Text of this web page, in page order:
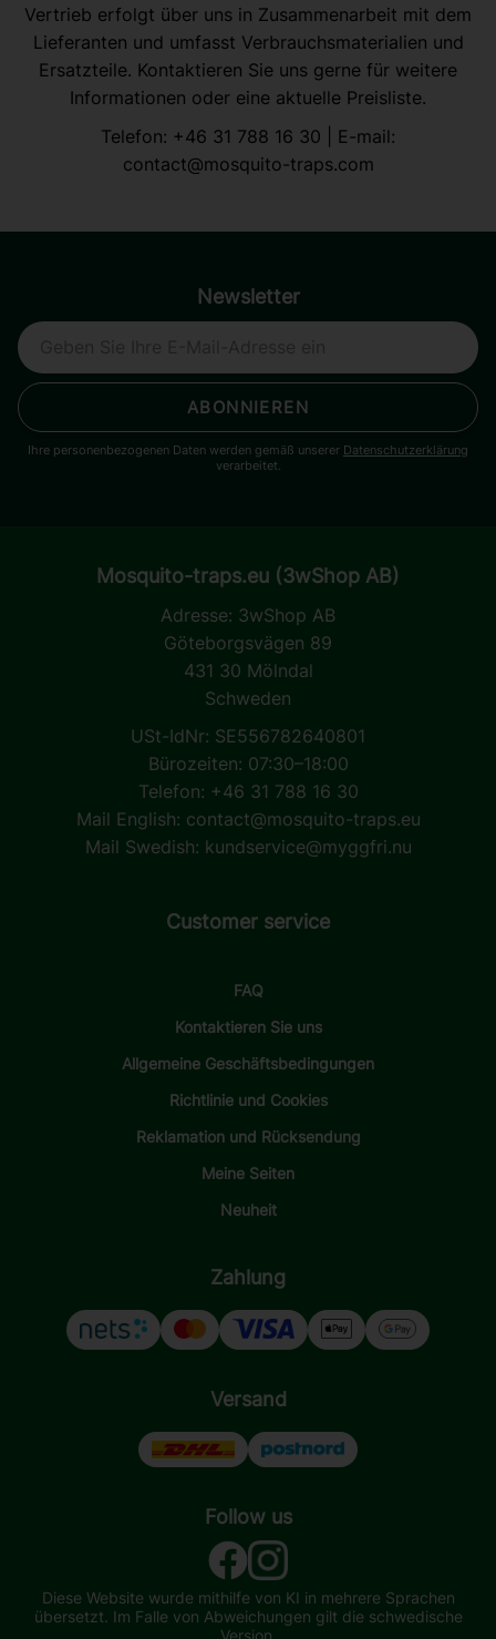
Vertrieb erfolgt über uns in Zusammenarbeit mit dem
Lieferanten und umfasst Verbrauchsmaterialien und
Ersatzteile. Kontaktieren Sie uns gerne für weitere
Informationen oder eine aktuelle Preisliste.
Telefon: +46 31 788 16 30 | E-mail:
contact@mosquito-traps.com
Newsletter
ABONNIEREN
Ihre personenbezogenen Daten werden gemäß unserer Datenschutzerklärung
verarbeitet.
Mosquito-traps.eu (3wShop AB)
Adresse: 3wShop AB
Göteborgsvägen 89
431 30 Mölndal
Schweden
USt-IdNr: SE556782640801
Bürozeiten: 07:30–18:00
Telefon: +46 31 788 16 30
Mail English: contact@mosquito-traps.eu
Mail Swedish: kundservice@myggfri.nu
Customer service
FAQ
Kontaktieren Sie uns
Allgemeine Geschäftsbedingungen
Richtlinie und Cookies
Reklamation und Rücksendung
Meine Seiten
Neuheit
Zahlung
Versand
Follow us
Diese Website wurde mithilfe von KI in mehrere Sprachen
übersetzt. Im Falle von Abweichungen gilt die schwedische